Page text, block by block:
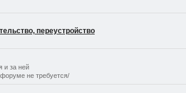
переустройство
и за ней
не требуется/